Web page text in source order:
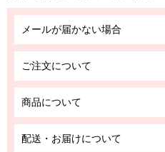
メールが届かない場合
ご注文について
商品について
配送・お届けについて